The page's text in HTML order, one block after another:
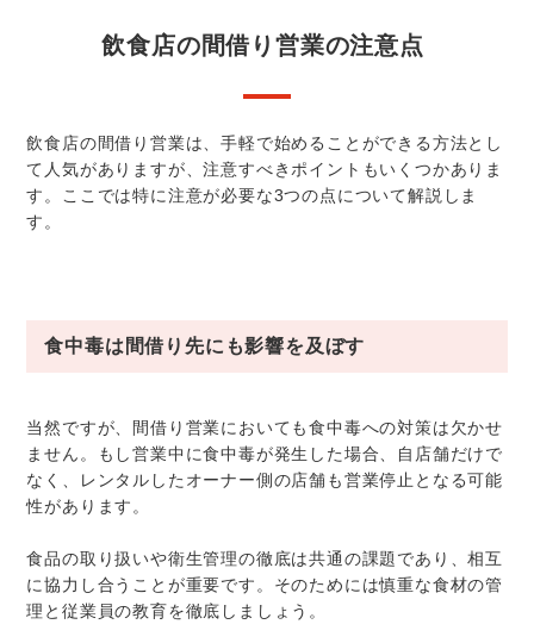
飲食店の間借り営業の注意点
飲食店の間借り営業は、手軽で始めることができる方法とし
て人気がありますが、注意すべきポイントもいくつかありま
す。ここでは特に注意が必要な3つの点について解説しま
す。
食中毒は間借り先にも影響を及ぼす
当然ですが、間借り営業においても食中毒への対策は欠かせ
ません。もし営業中に食中毒が発生した場合、自店舗だけで
なく、レンタルしたオーナー側の店舗も営業停止となる可能
性があります。
食品の取り扱いや衛生管理の徹底は共通の課題であり、相互
に協力し合うことが重要です。そのためには慎重な食材の管
理と従業員の教育を徹底しましょう。